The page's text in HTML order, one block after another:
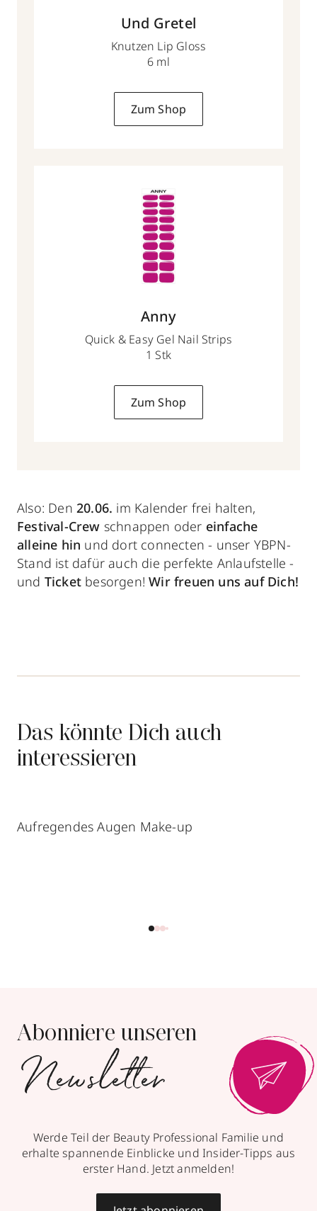
Und Gretel
Knutzen Lip Gloss
6 ml
Zum Shop
Anny
Quick & Easy Gel Nail Strips
1 Stk
Zum Shop
Also: Den 20.06. im Kalender frei halten,
Festival-Crew schnappen oder einfache
alleine hin und dort connecten - unser YBPN-
Stand ist dafür auch die perfekte Anlaufstelle -
und Ticket besorgen!Wir freuen uns auf Dich!
Das könnte Dich auch
interessieren
Aufregendes Augen Make-up
Abonniere unseren
Newsletter
Werde Teil der Beauty Professional Familie und
erhalte spannende Einblicke und Insider-Tipps aus
erster Hand. Jetzt anmelden!